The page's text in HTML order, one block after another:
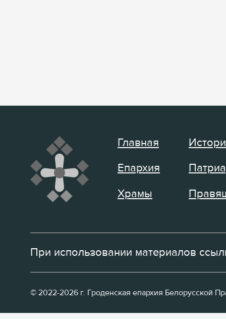
Главная
Епархия
Храмы
При использовании материалов
© 2022-2026 г. Гроденская епархия Белорусской